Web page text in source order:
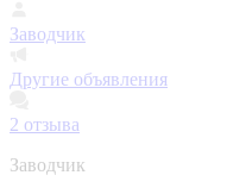
Заводчик
Другие объявления
2 отзыва
Заводчик